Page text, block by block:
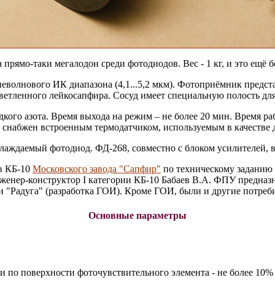
таки мегалодон среди фотодиодов. Вес - 1 кг, и это ещё
ИК диапазона (4,1...5,2 мкм). Фотоприёмник
лейкосапфира. Сосуд имеет специальную полость
азота. Время выхода на режим – не более 20 мин. Время
встроенным термодатчиком, используемым в качестве
фотодиод. ФД-268, совместно с блоком усилителей,
КБ-10 Московского завода "Сапфир" по техническому
конструктор I категории КБ-10 Бабаев В.А. ФПУ
"Радуга" (разработка ГОИ). Кроме ГОИ, были и другие
Основные параметры
поверхности фоточувствительного элемента - не более 10%